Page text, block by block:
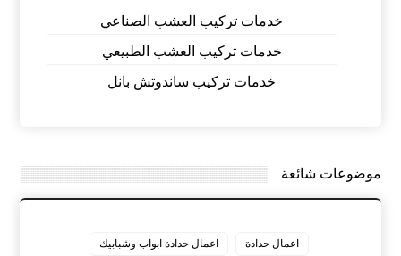
خدمات تركيب العشب الصناعي
خدمات تركيب العشب الطبيعي
خدمات تركيب ساندوتش بانل
موضوعات شائعة
اعمال حدادة اعمال حدادة ابواب وشبابيك